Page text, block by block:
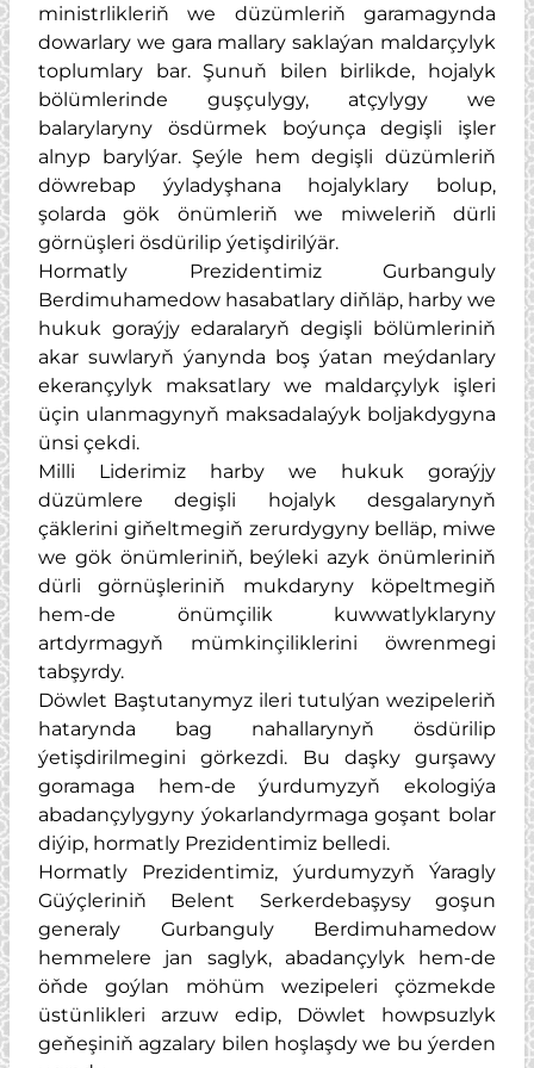
ministrlikleriň we düzümleriň garamagynda
dowarlary we gara mallary saklaýan maldarçylyk
toplumlary bar. Şunuň bilen birlikde, hojalyk
bölümlerinde guşçulygy, atçylygy we
balarylaryny ösdürmek boýunça degişli işler
alnyp barylýar. Şeýle hem degişli düzümleriň
döwrebap ýyladyşhana hojalyklary bolup,
şolarda gök önümleriň we miweleriň dürli
görnüşleri ösdürilip ýetişdirilýär.
Hormatly Prezidentimiz Gurbanguly
Berdimuhamedow hasabatlary diňläp, harby we
hukuk goraýjy edaralaryň degişli bölümleriniň
akar suwlaryň ýanynda boş ýatan meýdanlary
ekerançylyk maksatlary we maldarçylyk işleri
üçin ulanmagynyň maksadalaýyk boljakdygyna
ünsi çekdi.
Milli Liderimiz harby we hukuk goraýjy
düzümlere degişli hojalyk desgalarynyň
çäklerini giňeltmegiň zerurdygyny belläp, miwe
we gök önümleriniň, beýleki azyk önümleriniň
dürli görnüşleriniň mukdaryny köpeltmegiň
hem-de önümçilik kuwwatlyklaryny
artdyrmagyň mümkinçiliklerini öwrenmegi
tabşyrdy.
Döwlet Baştutanymyz ileri tutulýan wezipeleriň
hatarynda bag nahallarynyň ösdürilip
ýetişdirilmegini görkezdi. Bu daşky gurşawy
goramaga hem-de ýurdumyzyň ekologiýa
abadançylygyny ýokarlandyrmaga goşant bolar
diýip, hormatly Prezidentimiz belledi.
Hormatly Prezidentimiz, ýurdumyzyň Ýaragly
Güýçleriniň Belent Serkerdebaşysy goşun
generaly Gurbanguly Berdimuhamedow
hemmelere jan saglyk, abadançylyk hem-de
öňde goýlan möhüm wezipeleri çözmekde
üstünlikleri arzuw edip, Döwlet howpsuzlyk
geňeşiniň agzalary bilen hoşlaşdy we bu ýerden